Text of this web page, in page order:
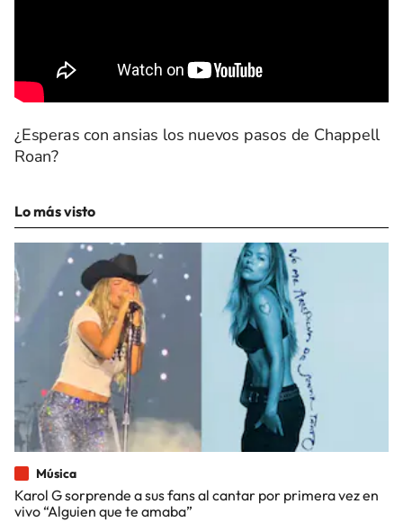
¿Esperas con ansias los nuevos pasos de Chappell
Roan?
Lo más visto
Música
Karol G sorprende a sus fans al cantar por primera vez en
vivo “Alguien que te amaba”